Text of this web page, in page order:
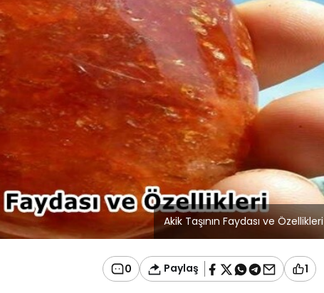
Akik Taşının Faydası ve Özellikleri
0 Paylaş 1
Dizüstü Bilgisayar
Seçiminde Performans